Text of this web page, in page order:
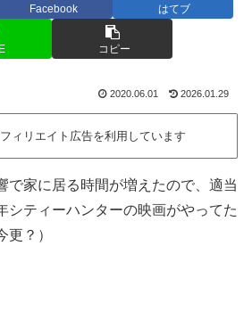
Facebook はてブ
コピー
2020.06.01 2026.01.29
ィリエイト広告を利用しています
で家に居る時間が増えたので、適当
シティーハンターの映画がやってた
更？）